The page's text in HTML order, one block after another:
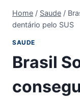
Home / Saude /
dentário pelo SUS
SAUDE
Brasil